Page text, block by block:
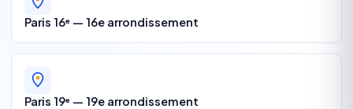
Paris 16ᵉ — 16e arrondissement
Paris 19ᵉ — 19e arrondissement